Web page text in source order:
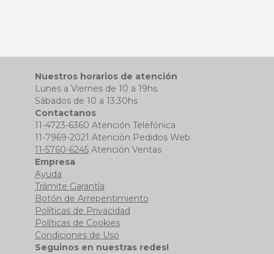
Nuestros horarios de atención
Lunes a Viernes de 10 a 19hs.
Sábados de 10 a 13:30hs
Contactanos
11-4723-6360 Atención Telefónica
11-7969-2021 Atención Pedidos Web
11-5760-6245Atención Ventas
Empresa
Ayuda
Trámite Garantía
Botón de Arrepentimiento
Políticas de Privacidad
Políticas de Cookies
Condiciones de Uso
Seguinos en nuestras redes!